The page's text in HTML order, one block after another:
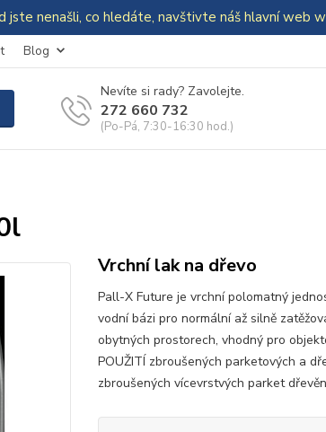
nenašli, co hledáte, navštivte náš hlavní web
Blog
Nevíte si rady? Zavolejte.
272 660 732
(Po-Pá, 7:30-16:30 hod.)
Vrchní lak na dřevo
Pall-X Future je vrchní polomatný
vodní bázi pro normální až silně
obytných prostorech, vhodný pro
POUŽITÍ zbroušených parketových a
zbroušených vícevrstvých parket